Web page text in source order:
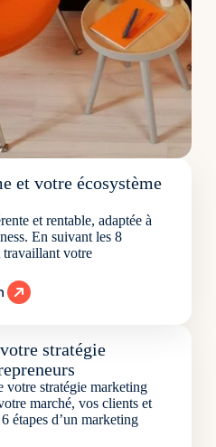
stratégie
votre stratégie marketing
marché, vos clients et
étapes d’un marketing
et votre écosystème
et rentable, adaptée à
En suivant les 8
travaillant votre